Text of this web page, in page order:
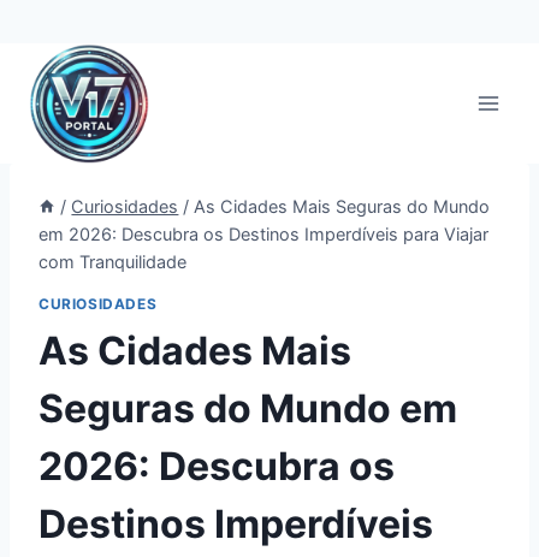
Pular
para
Conteúdo
/ Curiosidades / As Cidades Mais Seguras do Mundo
em 2026: Descubra os Destinos Imperdíveis para Viajar
com Tranquilidade
CURIOSIDADES
As Cidades Mais
Seguras do Mundo em
2026: Descubra os
Destinos Imperdíveis